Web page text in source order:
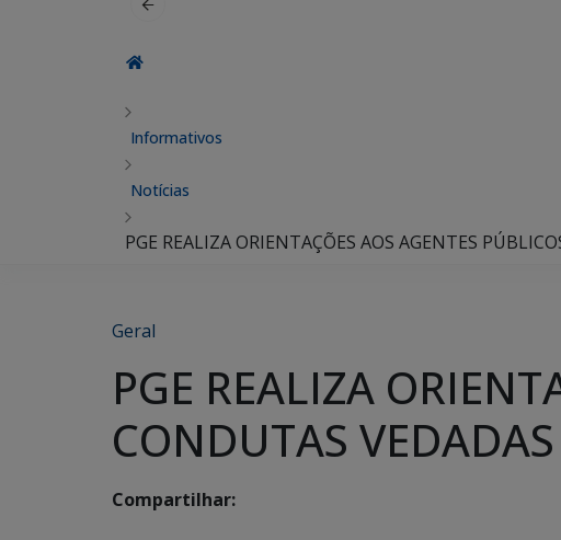
Informativos
Notícias
PGE REALIZA ORIENTAÇÕES AOS AGENTES
Geral
PGE REALIZA
CONDUTAS
Compartilhar: